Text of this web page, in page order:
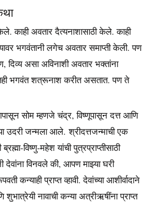
काही अवतार दैत्यनाशासाठी केले. काही
भगवंतानी लगेच अवतार समाप्ती केली. पण
दिव्य असा अविनाशी अवतार भक्तांना
भगवंत शत्रूनाश करीत असतात. पण ते
सोम म्हणजे चंद्र, विष्णूपासून दत्त आणि
उदरी जन्मला आले. श्रीदत्तजन्माची एक
विष्णु-महेश यांची पुत्रप्राप्तीसाठी
देवांना विनवले की, आपण माझ्या घरी
कन्याही प्राप्त व्हावी. देवांच्या आशीर्वादाने
नावाची कन्या अत्रीऋषींना प्राप्त